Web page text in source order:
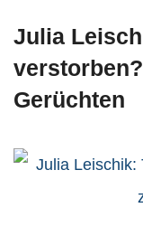
Julia
Gerüchten